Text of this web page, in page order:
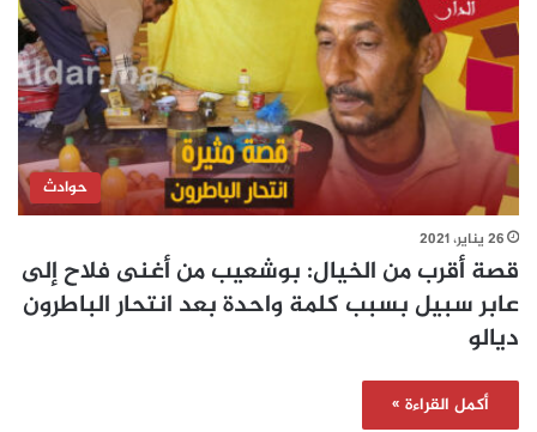
حوادث
26 يناير، 2021
قصة أقرب من الخيال: بوشعيب من أغنى فلاح إلى
عابر سبيل بسبب كلمة واحدة بعد انتحار الباطرون
ديالو
أكمل القراءة »